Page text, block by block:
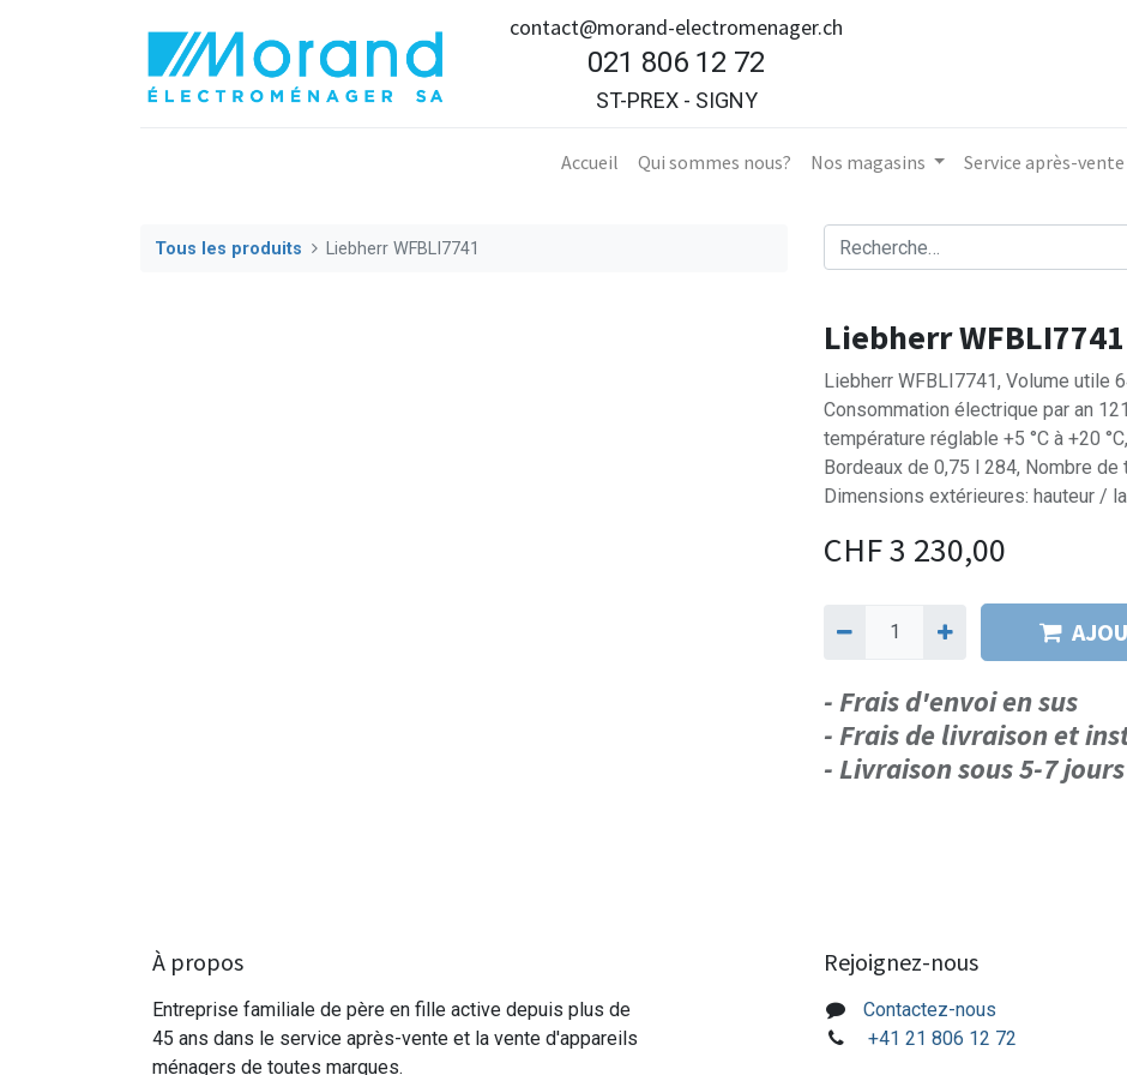
contact@morand-electromenager.ch
021 806 12 72
ST-PREX - SIGNY
Accueil​ Qui sommes nous? Nos magasins Service après-vente
Tous les produits Liebherr WFBLI7741
Liebherr WFBLI7741
Liebherr WFBLI7741, Volume utile
Consommation électrique par an
température réglable +5 °C à +20
Bordeaux de 0,75 l 284, Nombre
Dimensions extérieures: hauteur /
CHF3 230,00
- Frais d'envoi en sus
- Frais de livraison et
- Livraison sous 5-7
À propos
Entreprise familiale de père en fille active depuis plus de
45 ans dans le service après-vente et la vente d'appareils
ménagers de toutes marques.
Rejoignez-nous
Contactez-nous
+41 21 806 12 72